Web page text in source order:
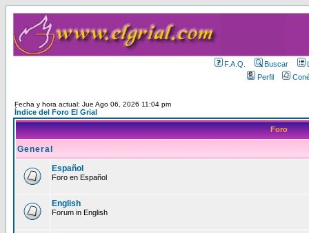
F.A.Q. Buscar
Perfil
Fecha y hora actual: Jue Ago 06, 2026 11:04 pm
Índice del Foro El Grial
Foro
General
Español
Foro en Español
English
Forum in English